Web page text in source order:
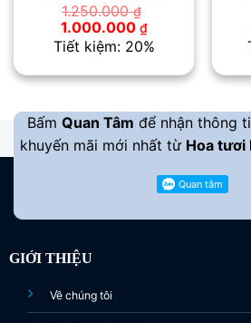
1.250.000₫
Giá
gốc
là:
1.000.000 ₫Giá
hiện
tại
1.000.000 ₫.
Tiết kiệm: 20%
Bấm Quan Tâm để nhận thông
khuyến mãi mới nhất từ Hoa tươi
GIỚI THIỆU
Về chúng tôi